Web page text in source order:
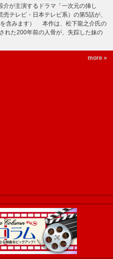
が主演するドラマ「一次元の挿し
売テレビ・日本テレビ系）の第5話が、
含みます） 本作は、松下龍之介氏の
れた200年前の人骨が、失踪した妹の
more »